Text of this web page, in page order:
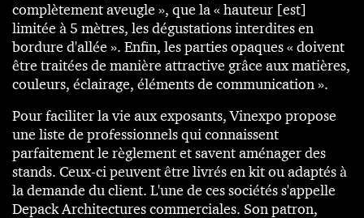
complètement aveugle », que la « hauteur [est]
limitée à 5 mètres, les dégustations interdites en
bordure d'allée ». Enfin, les parties opaques « doivent
être traitées de manière attractive grâce aux matières,
couleurs, éclairage, éléments de communication ».
Pour faciliter la vie aux exposants, Vinexpo propose
une liste de professionnels qui connaissent
parfaitement le règlement et savent aménager des
stands. Ceux-ci peuvent être livrés en kit ou adaptés à
la demande du client. L'une de ces sociétés s'appelle
Depack Architectures commerciales. Son patron,